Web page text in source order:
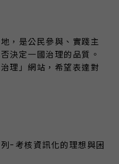
，是公民參與、實踐主
決定一國治理的品質。
理」網站，希望表達對
-考核資訊化的理想與困